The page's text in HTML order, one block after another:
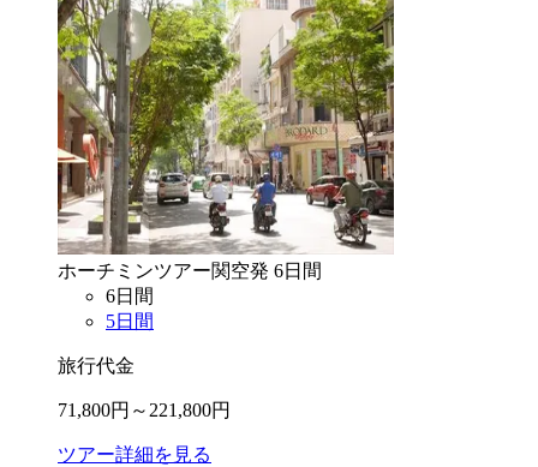
ホーチミンツアー関空発 6日間
6日間
5日間
旅行代金
71,800円～ 221,800円
ツアー詳細を見る